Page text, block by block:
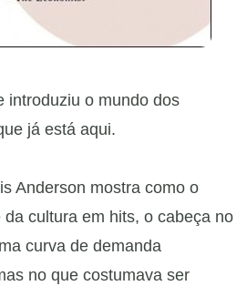
introduziu o mundo dos
já está aqui.
Anderson mostra como o
cultura em hits, o cabeça no
curva de demanda
no que costumava ser